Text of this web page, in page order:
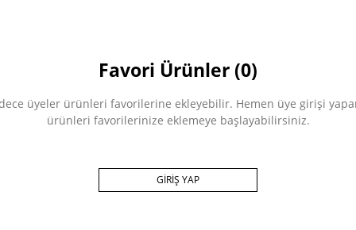
Favori Ürünler (0)
üyeler ürünleri favorilerine ekleyebilir. Hemen üye girişi
ürünleri favorilerinize eklemeye başlayabilirsiniz.
GİRİŞ YAP